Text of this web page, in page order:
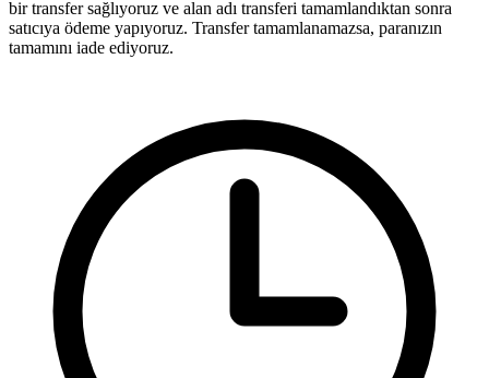
bir transfer sağlıyoruz ve alan adı transferi tamamlandıktan sonra
satıcıya ödeme yapıyoruz. Transfer tamamlanamazsa, paranızın
tamamını iade ediyoruz.